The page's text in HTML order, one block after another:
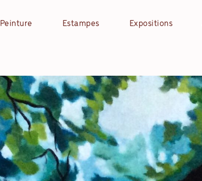
Peinture Estampes Expositions